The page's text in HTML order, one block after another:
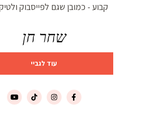
קבוע - כמובן שגם לפייסבוק
שחר חן
עוד לגביי